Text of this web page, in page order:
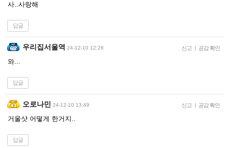
사..사랑해
답글
우리집서울역 24-12-10 12:26 신고 | 공감 확인
와...
답글
오로나민 24-12-10 13:49 신고 | 공감 확인
거울샷 어떻게 한거지..
답글